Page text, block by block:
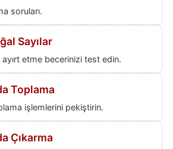
soruları.
Sayılar
ayırt etme becerinizi test edin.
Toplama
işlemlerini pekiştirin.
Çıkarma